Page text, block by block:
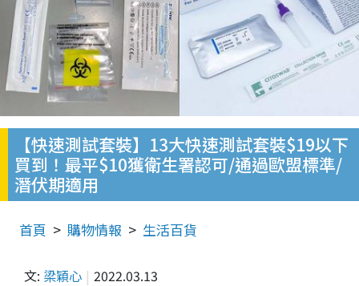
【快速測試套裝】13大快速測試套裝$19以下
買到！最平$10獲衛生署認可/通過歐盟標準/
潛伏期適用
首頁 購物情報 生活百貨
文: 梁穎心 2022.03.13